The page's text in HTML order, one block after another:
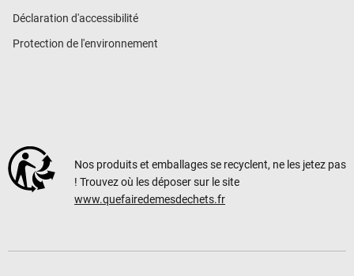
Déclaration d'accessibilité
Protection de l'environnement
Nos produits et emballages se recyclent, ne les jetez pas
! Trouvez où les déposer sur le site
www.quefairedemesdechets.fr